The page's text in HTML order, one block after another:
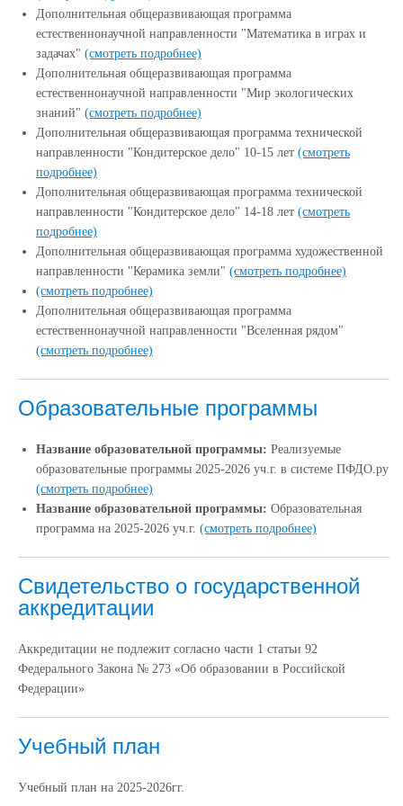
Дополнительная общеразвивающая программа
естественнонаучной направленности "Математика в играх и
задачах" (смотреть подробнее)
Дополнительная общеразвивающая программа
естественнонаучной направленности "Мир экологических
знаний" (смотреть подробнее)
Дополнительная общеразвивающая программа технической
направленности "Кондитерское дело" 10-15 лет (смотреть
подробнее)
Дополнительная общеразвивающая программа технической
направленности "Кондитерское дело" 14-18 лет (смотреть
подробнее)
Дополнительная общеразвивающая программа художественной
направленности "Керамика земли" (смотреть подробнее)
(смотреть подробнее)
Дополнительная общеразвивающая программа
естественнонаучной направленности "Вселенная рядом"
(смотреть подробнее)
Образовательные программы
Название образовательной программы: Реализуемые
образовательные программы 2025-2026 уч.г. в системе ПФДО.ру
(смотреть подробнее)
Название образовательной программы: Образовательная
программа на 2025-2026 уч.г. (смотреть подробнее)
Свидетельство о государственной
аккредитации
Аккредитации не подлежит согласно части 1 статьи 92
Федерального Закона № 273 «Об образовании в Российской
Федерации»
Учебный план
Учебный план на 2025-2026гг.